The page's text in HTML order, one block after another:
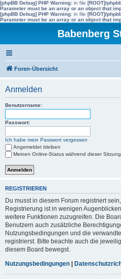
[phpBB Debug] PHP Warning: in file [ROOT]/
Parameter must be an array or an object that
[phpBB Debug] PHP Warning: in file [ROOT]/
Parameter must be an array or an object that
Babenberg
Foren-Übersicht
Anmelden
Benutzername:
Passwort:
Ich habe mein Passwort vergessen
Angemeldet bleiben
Meinen Online-Status während dieser
REGISTRIEREN
Du musst in diesem Forum registriert
Registrierung ist in wenigen
weitere Funktionen zuzugreifen. Die
Benutzern auch zusätzliche
Nutzungsbedingungen und die
registrierst. Bitte beachte auch die
diesem Board bewegst.
Nutzungsbedingungen |